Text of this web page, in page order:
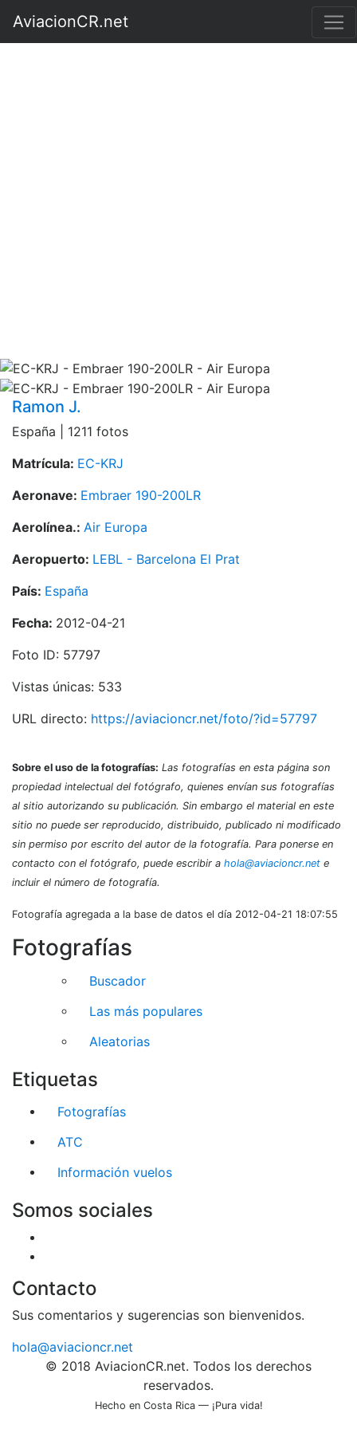
AviacionCR.net
Ramon J.
España | 1211 fotos
Matrícula: EC-KRJ
Aeronave: Embraer 190-200LR
Aerolínea.: Air Europa
Aeropuerto: LEBL - Barcelona El Prat
País: España
Fecha: 2012-04-21
Foto ID: 57797
Vistas únicas: 533
URL directo: https://aviacioncr.net/foto/?id=57797
Sobre el uso de la fotografías: Las fotografías en esta página son
propiedad intelectual del fotógrafo, quienes envían sus fotografías
al sitio autorizando su publicación. Sin embargo el material en este
sitio no puede ser reproducido, distribuido, publicado ni modificado
sin permiso por escrito del autor de la fotografía. Para ponerse en
contacto con el fotógrafo, puede escribir a hola@aviacioncr.net e
incluir el número de fotografía.
Fotografía agregada a la base de datos el día 2012-04-21 18:07:55
Fotografías
Buscador
Las más populares
Aleatorias
Etiquetas
Fotografías
ATC
Información vuelos
Somos sociales
Contacto
Sus comentarios y sugerencias son bienvenidos.
hola@aviacioncr.net
© 2018 AviacionCR.net. Todos los derechos
reservados.
Hecho en Costa Rica — ¡Pura vida!